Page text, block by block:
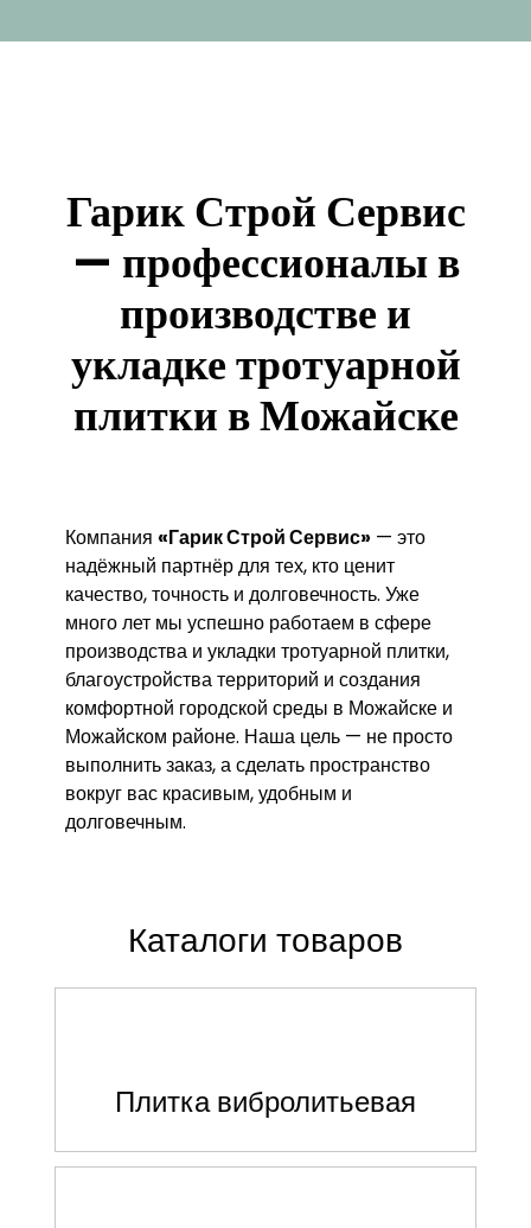
Гарик Строй Сервис
— профессионалы в
производстве и
укладке тротуарной
плитки в Можайске
Компания «Гарик Строй Сервис» — это
надёжный партнёр для тех, кто ценит
качество, точность и долговечность. Уже
много лет мы успешно работаем в сфере
производства и укладки тротуарной плитки,
благоустройства территорий и создания
комфортной городской среды в Можайске и
Можайском районе. Наша цель — не просто
выполнить заказ, а сделать пространство
вокруг вас красивым, удобным и
долговечным.
Каталоги товаров
Плитка вибролитьевая